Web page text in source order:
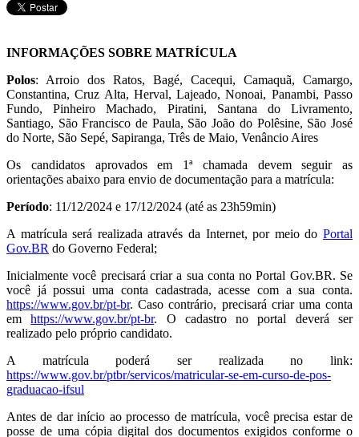
INFORMAÇÕES SOBRE MATRÍCULA
Polos: Arroio dos Ratos, Bagé, Cacequi, Camaquã, Camargo,
Constantina, Cruz Alta, Herval, Lajeado, Nonoai, Panambi, Passo
Fundo, Pinheiro Machado, Piratini, Santana do Livramento,
Santiago, São Francisco de Paula, São João do Polêsine, São José
do Norte, São Sepé, Sapiranga, Três de Maio, Venâncio Aires
Os candidatos aprovados em 1ª chamada devem seguir as
orientações abaixo para envio de documentação para a matrícula:
Período: 11/12/2024 e 17/12/2024 (até as 23h59min)
A matrícula será realizada através da Internet, por meio do Portal
Gov.BR do Governo Federal;
Inicialmente você precisará criar a sua conta no Portal Gov.BR. Se
você já possui uma conta cadastrada, acesse com a sua conta.
https://www.gov.br/pt-br. Caso contrário, precisará criar uma conta
emhttps://www.gov.br/pt-br. O cadastro no portal deverá ser
realizado pelo próprio candidato.
A matrícula poderá ser realizada no link:
https://www.gov.br/ptbr/servicos/matricular-se-em-curso-de-pos-
graduacao-ifsul
Antes de dar início ao processo de matrícula, você precisa estar de
posse de uma cópia digital dos documentos exigidos conforme o